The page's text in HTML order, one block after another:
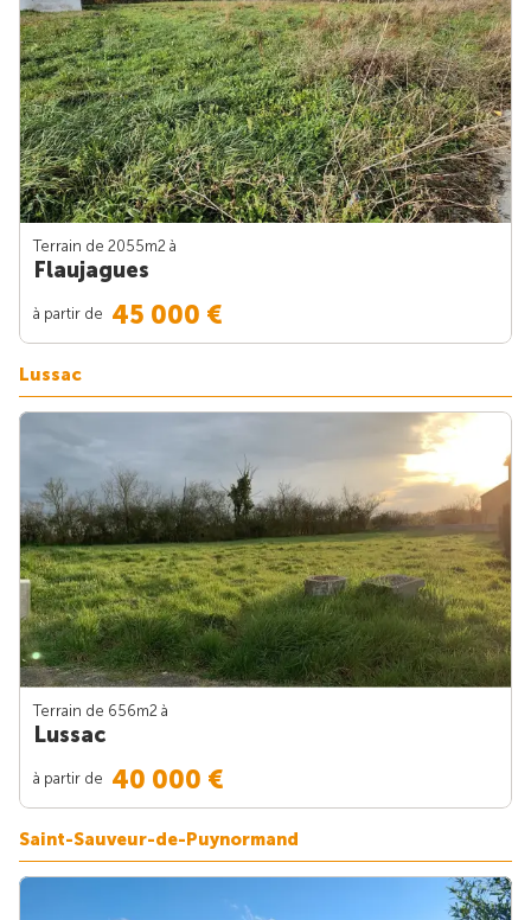
Terrain de 2055m2 à
Flaujagues
à partir de 45 000 €
Lussac
Terrain de 656m2 à
Lussac
à partir de 40 000 €
Saint-Sauveur-de-Puynormand